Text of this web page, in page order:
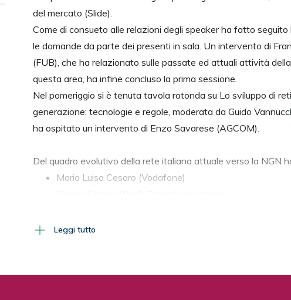
del mercato (Slide).
Come di consueto alle relazioni degli speaker ha fatto seguito
le domande da parte dei presenti in sala. Un intervento di
(FUB), che ha relazionato sulle passate ed attuali attività
questa area, ha infine concluso la prima sessione.
Nel pomeriggio si è tenuta tavola rotonda su Lo sviluppo di
generazione: tecnologie e regole, moderata da Guido
ha ospitato un intervento di Enzo Savarese (AGCOM).
Del quadro evolutivo della rete italiana attuale verso la NGN
Maria Luisa Cesaro (Vodafone)
Alberto Lotti (Alcatel-Lucent Italia)
Raffaele Mosca (Wind)
Leggi tutto